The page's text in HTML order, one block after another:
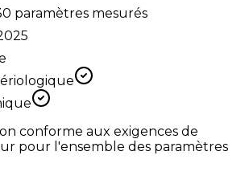
paramètres mesurés
conforme aux exigences de
pour l'ensemble des paramètres